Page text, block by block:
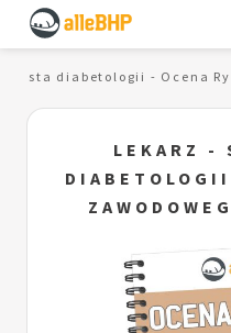
diabetologii - Ocena
LEKARZ -